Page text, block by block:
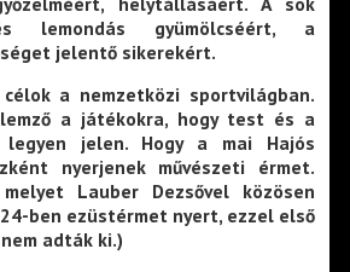
lemondás gyümölcséért, a
jelentő sikerekért.
a nemzetközi sportvilágban.
a játékokra, hogy test és a
jelen. Hogy a mai Hajós
nyerjenek művészeti érmet.
Lauber Dezsővel közösen
ben ezüstérmet nyert, ezzel első
adták ki.)